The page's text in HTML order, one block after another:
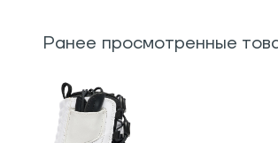
Ранее просмотренные